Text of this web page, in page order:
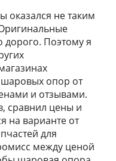
не таким
дорого. Поэтому я
опор от
и отзывами.
сравнил цены и
на варианте от
для
между ценой